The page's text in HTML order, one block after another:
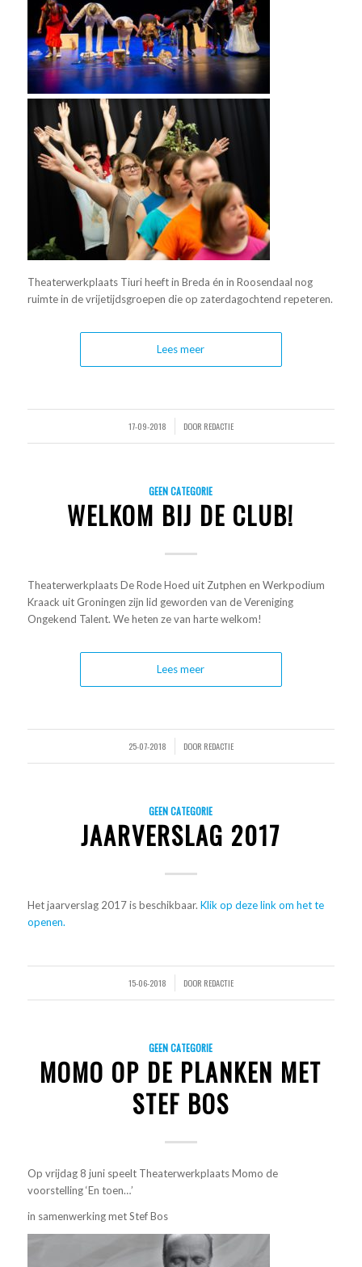
Theaterwerkplaats Tiuri heeft in Breda én in Roosendaal nog
ruimte in de vrijetijdsgroepen die op zaterdagochtend repeteren.
Lees meer
17-09-2018 DOOR REDACTIE
GEEN CATEGORIE
WELKOM BIJ DE CLUB!
Theaterwerkplaats De Rode Hoed uit Zutphen en Werkpodium
Kraack uit Groningen zijn lid geworden van de Vereniging
Ongekend Talent. We heten ze van harte welkom!
Lees meer
25-07-2018 DOOR REDACTIE
GEEN CATEGORIE
JAARVERSLAG 2017
Het jaarverslag 2017 is beschikbaar. Klik op deze link om het te
openen.
15-06-2018 DOOR REDACTIE
GEEN CATEGORIE
MOMO OP DE PLANKEN MET
STEF BOS
Op vrijdag 8 juni speelt Theaterwerkplaats Momo de
voorstelling ‘En toen…’
in samenwerking met Stef Bos